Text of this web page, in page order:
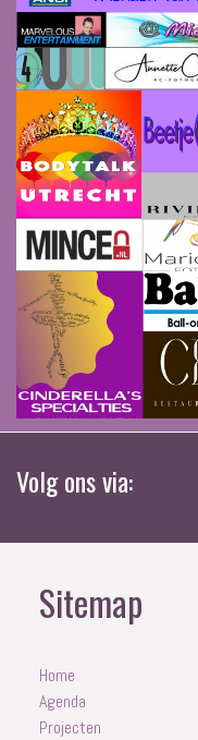
Volg ons via:
Sitemap
Home
Agenda
Projecten